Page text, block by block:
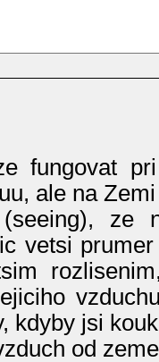
fungovat
ale na
(seeing), ze
vetsi
kdyby jsi
od